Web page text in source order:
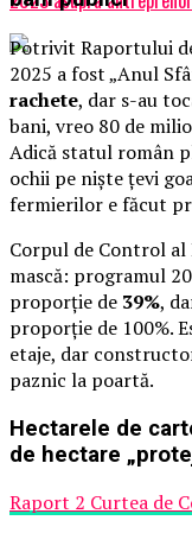
Potrivit Raportului
2025 a fost „Anul
rachete, dar s-au
bani, vreo 80 de
Adică statul român
ochii pe niște țevi
fermierilor e făcut
Corpul de Control
mască: programul
proporție de 39%,
proporție de 100%.
etaje, dar
paznic la poartă.
Hectarele de
de hectare
Raport 2 Curtea de